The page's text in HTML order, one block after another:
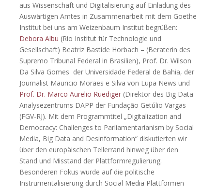
aus Wissenschaft und Digitalisierung auf Einladung des
Auswärtigen Amtes in Zusammenarbeit mit dem Goethe
Institut bei uns am Weizenbaum Institut begrüßen:
Debora Albu (Rio Institut für Technologie und
Gesellschaft) Beatriz Bastide Horbach – (Beraterin des
Supremo Tribunal Federal in Brasilien), Prof. Dr. Wilson
Da Silva Gomes der Universidade Federal de Bahia, der
Journalist Mauricio Moraes e Silva von Lupa News und
Prof. Dr. Marco Aurelio Ruediger (Direktor des Big Data
Analysezentrums DAPP der Fundação Getúlio Vargas
(FGV-RJ). Mit dem Programmtitel „Digitalization and
Democracy: Challenges to Parliamentarianism by Social
Media, Big Data and Desinformation“ diskutierten wir
über den europäischen Tellerrand hinweg über den
Stand und Misstand der Plattformregulierung.
Besonderen Fokus wurde auf die politische
Instrumentalisierung durch Social Media Plattformen